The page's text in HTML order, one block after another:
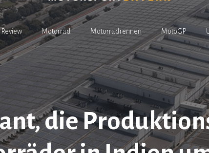
Review Motorrad Motorradrennen MotoGP
die